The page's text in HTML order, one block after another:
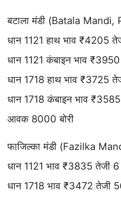
बटाला मंडी (Batala Mandi,
धान 1121 हाथ भाव ₹4205
धान 1121 कंबाइन भाव
धान 1718 हाथ भाव ₹3725
धान 1718 कंबाइन भाव ₹3585
आवक 8000 बोरी
फाजिल्का मंडी (Fazilka
धान 1121 भाव ₹3835 तेजी 6
धान 1718 भाव ₹3472 तेजी